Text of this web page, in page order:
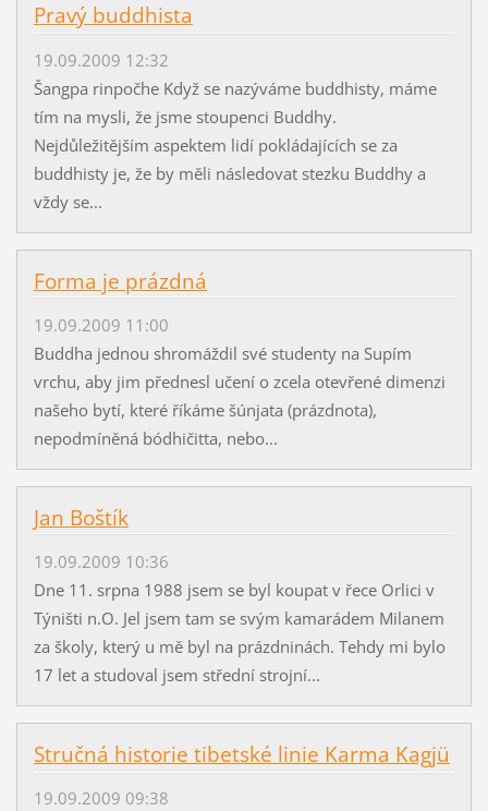
Pravý buddhista
19.09.2009 12:32
Šangpa rinpočhe Když se nazýváme buddhisty, máme
tím na mysli, že jsme stoupenci Buddhy.
Nejdůležitějším aspektem lidí pokládajících se za
buddhisty je, že by měli následovat stezku Buddhy a
vždy se...
Forma je prázdná
19.09.2009 11:00
Buddha jednou shromáždil své studenty na Supím
vrchu, aby jim přednesl učení o zcela otevřené dimenzi
našeho bytí, které říkáme šúnjata (prázdnota),
nepodmíněná bódhičitta, nebo...
Jan Boštík
19.09.2009 10:36
Dne 11. srpna 1988 jsem se byl koupat v řece Orlici v
Týništi n.O. Jel jsem tam se svým kamarádem Milanem
za školy, který u mě byl na prázdninách. Tehdy mi bylo
17 let a studoval jsem střední strojní...
Stručná historie tibetské linie Karma Kagjü
19.09.2009 09:38